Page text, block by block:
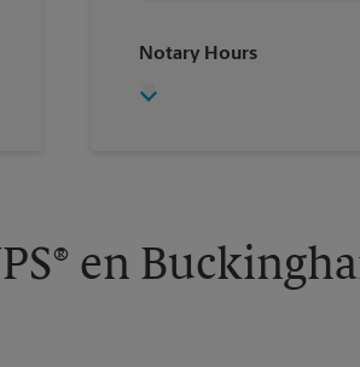
Jueves
Viernes
Notary Hours
en